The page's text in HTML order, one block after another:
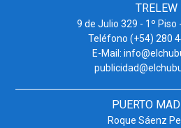
TRELEW
9 de Julio 329 - 1º Piso
Teléfono (+54) 280
E-Mail:
PUERTO
Roque Sáenz